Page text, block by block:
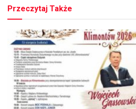
Przeczytaj Także